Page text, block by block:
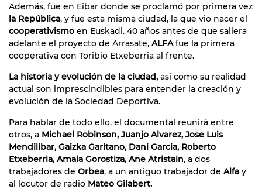
Además, fue en Eibar donde se proclamó por primera vez
la República, y fue esta misma ciudad, la que vio nacer el
cooperativismo en Euskadi. 40 años antes de que saliera
adelante el proyecto de Arrasate, ALFAfue la primera
cooperativa con Toribio Etxeberria al frente.
La historia y evolución de la ciudad, así como su realidad
actual son imprescindibles para entender la creación y
evolución de la Sociedad Deportiva.
Para hablar de todo ello, el documental reunirá entre
otros, a Michael Robinson, Juanjo Alvarez, Jose Luis
Mendilibar, Gaizka Garitano, Dani Garcia, Roberto
Etxeberria, Amaia Gorostiza, Ane Atristain, a dos
trabajadores de Orbea, a un antiguo trabajador de Alfa y
al locutor de radio Mateo Gilabert.